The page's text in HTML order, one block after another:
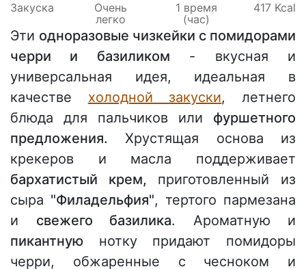
Закуска
Очень
легко
1 время
(час)
417 Kcal
Эти одноразовые чизкейки с помидорами
черри и базиликом - вкусная и
универсальная идея, идеальная в
качестве холодной закуски, летнего
блюда для пальчиков или фуршетного
предложения. Хрустящая основа из
крекеров и масла поддерживает
бархатистый крем, приготовленный из
сыра "Филадельфия", тертого пармезана
и свежего базилика. Ароматную и
пикантную нотку придают помидоры
черри, обжаренные с чесноком и